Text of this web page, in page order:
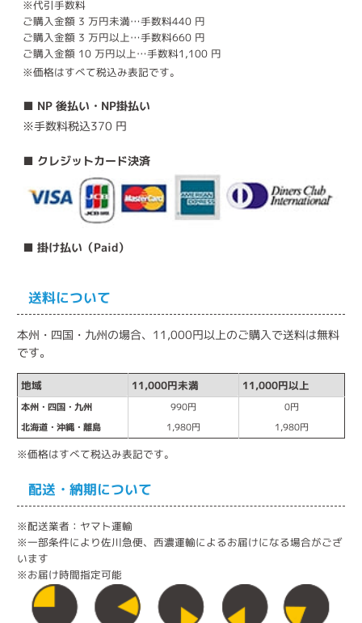
※代引手数料
ご購入金額 3 万円未満…手数料440 円
ご購入金額 3 万円以上…手数料660 円
ご購入金額 10 万円以上…手数料1,100 円
※価格はすべて税込み表記です。
■ NP 後払い・NP掛払い
※手数料税込370 円
■ クレジットカード決済
■ 掛け払い（Paid）
送料について
本州・四国・九州の場合、11,000円以上のご購入で送料は無料
です。
地域 11,000円未満 11,000円以上
本州・四国・九州 990円
0円
北海道・沖縄・離島
1,980円 1,980円
※価格はすべて税込み表記です。
配送・納期について
※配送業者：ヤマト運輸
※一部条件により佐川急便、西濃運輸によるお届けになる場合がござ
います
※お届け時間指定可能